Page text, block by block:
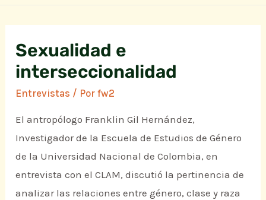
Sexualidad e
interseccionalidad
Entrevistas / Porfw2
El antropólogo Franklin Gil Hernández,
Investigador de la Escuela de Estudios de Género
de la Universidad Nacional de Colombia, en
entrevista con el CLAM, discutió la pertinencia de
analizar las relaciones entre género, clase y raza